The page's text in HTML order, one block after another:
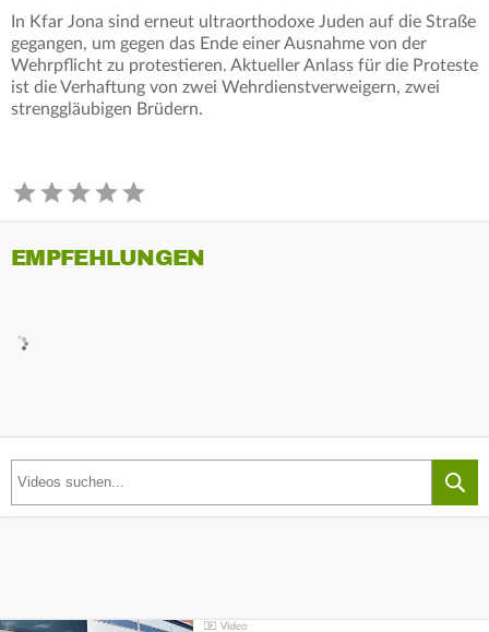
In Kfar Jona sind erneut ultraorthodoxe Juden auf die Straße
gegangen, um gegen das Ende einer Ausnahme von der
Wehrpflicht zu protestieren. Aktueller Anlass für die Proteste
ist die Verhaftung von zwei Wehrdienstverweigern, zwei
strenggläubigen Brüdern.
EMPFEHLUNGEN